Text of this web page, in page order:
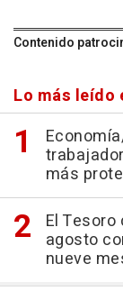
Contenido
Lo más leído
más
El
agosto
nueve